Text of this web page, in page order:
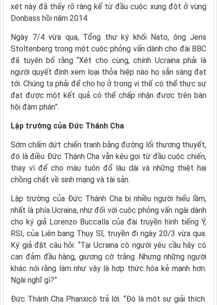
xét này đã thấy rõ ràng kể từ đầu cuộc xung đột ở vùng
Donbass hồi năm 2014.
Ngày 7/4 vừa qua, Tổng thư ký khối Nato, ông Jens
Stoltenberg trong một cuộc phỏng vấn dành cho đài BBC
đã tuyên bố rằng “Xét cho cùng, chính Ucraina phải là
người quyết định xem loại thỏa hiệp nào họ sẵn sàng đạt
tới. Chúng ta phải để cho họ ở trong vị thế có thể thực sự
đạt được một kết quả có thể chấp nhận được trên bàn
hội đàm phán”.
Lập trường của Đức Thánh Cha
Sớm chấm dứt chiến tranh bằng đường lối thương thuyết,
đó là điều Đức Thánh Cha vẫn kêu gọi từ đầu cuộc chiến,
thay vì để cho máu tuôn đổ lâu dài và những thiệt hại
chồng chất về sinh mạng và tài sản.
Lập trường của Đức Thánh Cha bị nhiều người hiểu lầm,
nhất là phía Ucraina, như đối với cuộc phỏng vấn ngài dành
cho ký giả Lorenzo Buccalla của đài truyền hình tiếng Ý,
RSI, của Liên bang Thụy Sĩ, truyền đi ngày 20/3 vừa qua.
Ký giả đặt câu hỏi: “Tại Ucraina có người yêu cầu hãy có
can đảm đầu hàng, giương cờ trắng. Nhưng những người
khác nói rằng làm như vậy là hợp thức hóa kẻ mạnh hơn.
Ngài nghĩ gì?”
Đức Thánh Cha Phanxicô trả lời: “Đó là một sự giải thích.